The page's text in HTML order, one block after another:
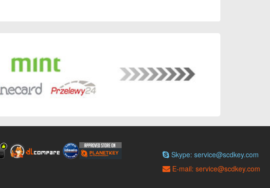
Skype: service@scdkey.com
E-mail: service@scdkey.com